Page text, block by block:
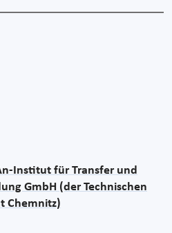
Institut für Transfer und
GmbH (der Technischen
Chemnitz)